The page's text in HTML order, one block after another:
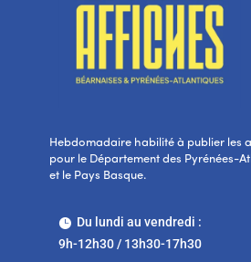
Hebdomadaire habilité à publier les
pour le Département des Pyrénées-
et le Pays Basque.
Du lundi au vendredi :
9h-12h30 / 13h30-17h30